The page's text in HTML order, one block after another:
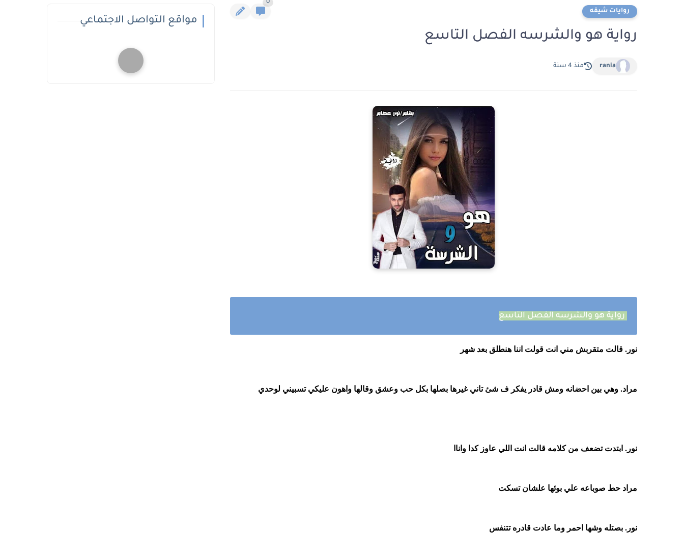
روايات شيقه
0
رواية هو والشرسه الفصل التاسع
rania منذ 4 سنة
رواية هو والشرسه الفصل التاسع
نور. قالت متقربش مني انت قولت اننا هنطلق بعد شهر
مراد. وهي بين احضانه ومش قادر يفكر ف شئ تاني غيرها بصلها بكل حب وعشق وقالها واهون عليكي تسبيني لوحدي
نور. ابتدت تضعف من كلامه قالت انت اللي عاوز كدا واناا
مراد حط صوباعه علي بوئها علشان تسكت
نور. بصتله وشها احمر وما عادت قادره تتنفس
مواقع التواصل الاجتماعي